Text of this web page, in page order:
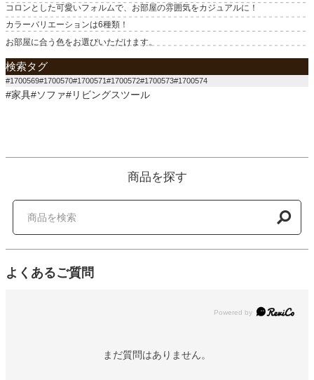
コロンとした可愛いフォルムで、お部屋の雰囲気をカジュアルに！
カラーバリエーションは6種類！
お部屋に合う色をお選びいただけます。
検索タグ
#1700569#1700570#1700571#1700572#1700573#1700574
#家具#ソファ#リビングスツール
商品を探す
よくあるご質問
Powered by
まだ質問はありません。